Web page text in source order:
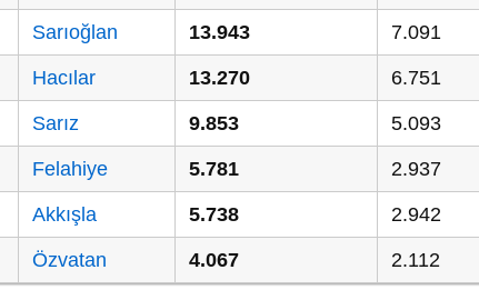
Sarıoğlan 13.943 7.091
Hacılar 13.270 6.751
Sarız 9.853 5.093
Felahiye 5.781 2.937
Akkışla 5.738 2.942
Özvatan 4.067 2.112